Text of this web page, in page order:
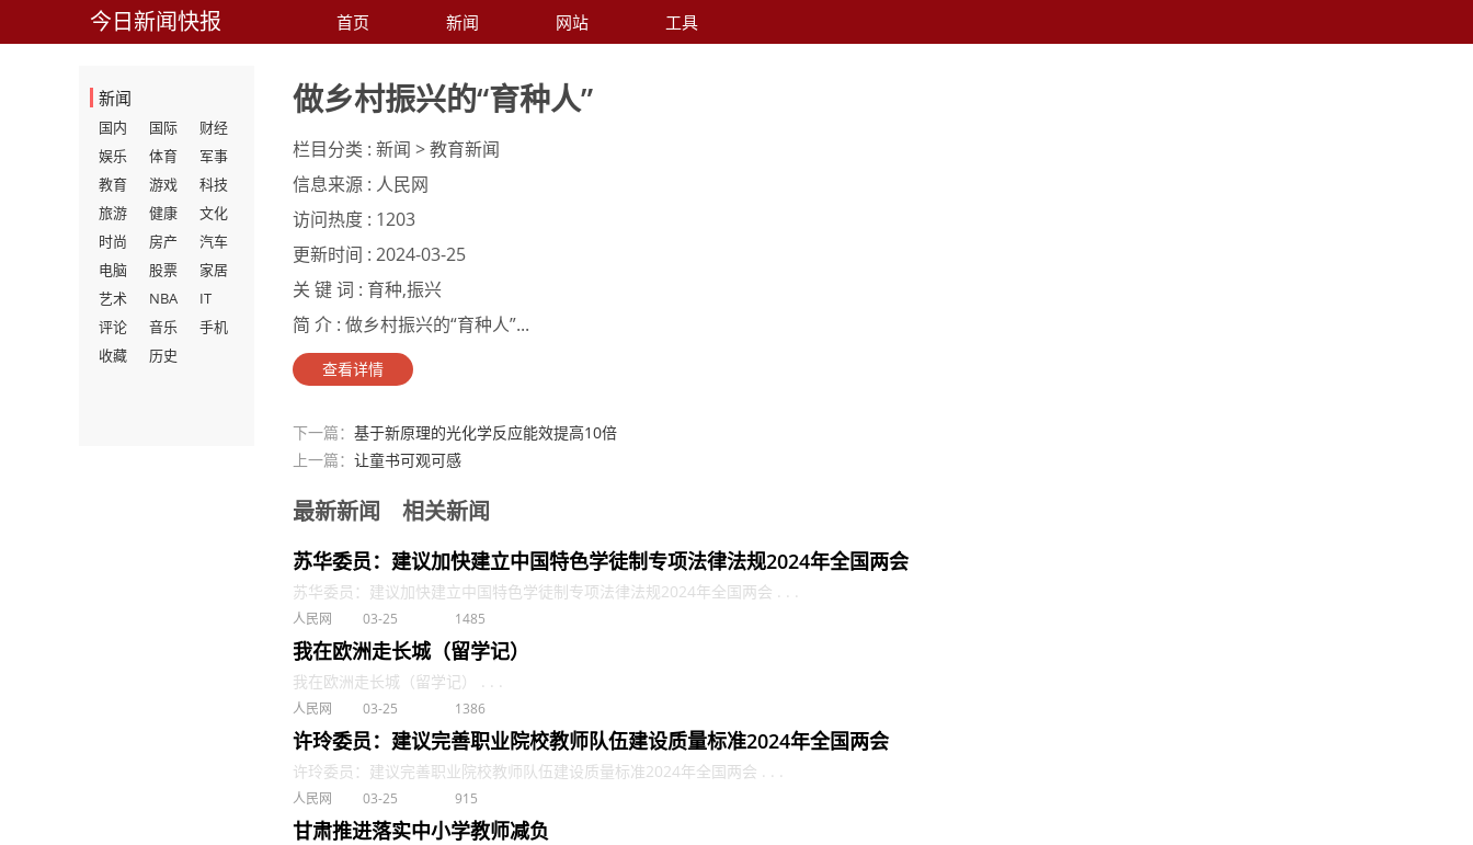
今日新闻快报 首页 新闻 网站 工具
新闻
国内 国际
财经
娱乐
体育
军事
教育
游戏
科技
旅游
健康
文化
时尚
房产
汽车
电脑
股票
家居
艺术
NBA
IT
评论
音乐
手机
收藏
历史
做乡村振兴的“育种人”
栏目分类 : 新闻 > 教育新闻
信息来源 : 人民网
访问热度 : 1203
更新时间 : 2024-03-25
关 键 词 : 育种,振兴
简 介 : 做乡村振兴的“育种人”...
查看详情
下一篇： 基于新原理的光化学反应能效提高10倍
上一篇： 让童书可观可感
最新新闻 相关新闻
苏华委员：建议加快建立中国特色学徒制专项法律法规2024年全国两会
苏华委员：建议加快建立中国特色学徒制专项法律法规2024年全国两会 . . .
人民网 03-25 1485
我在欧洲走长城（留学记）
我在欧洲走长城（留学记） . . .
人民网 03-25 1386
许玲委员：建议完善职业院校教师队伍建设质量标准2024年全国两会
许玲委员：建议完善职业院校教师队伍建设质量标准2024年全国两会 . . .
人民网 03-25 915
甘肃推进落实中小学教师减负